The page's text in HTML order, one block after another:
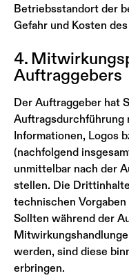
Betriebsstandort der
Gefahr und Kosten
4.
Auftraggebers
Der Auftraggeber hat
Auftragsdurchführung
Informationen, Logos
(nachfolgend
unmittelbar nach der
stellen. Die
technischen
Sollten während der
werden, sind diese
erbringen.